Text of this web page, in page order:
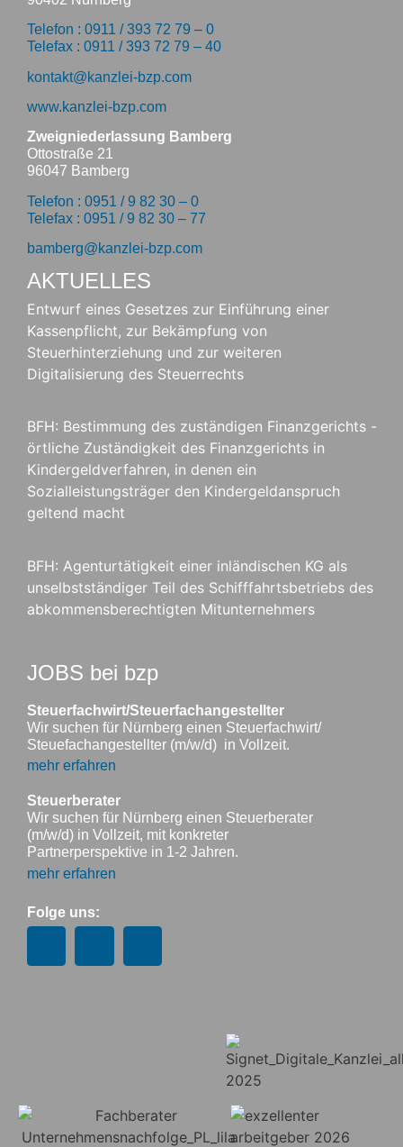
Telefon : 0911 / 393 72 79 – 0
Telefax : 0911 / 393 72 79 – 40
kontakt@kanzlei-bzp.com
www.kanzlei-bzp.com
Zweigniederlassung Bamberg
Ottostraße 21
96047 Bamberg
Telefon : 0951 / 9 82 30 – 0
Telefax : 0951 / 9 82 30 – 77
bamberg@kanzlei-bzp.com
AKTUELLES
Entwurf eines Gesetzes zur Einführung einer
Kassenpflicht, zur Bekämpfung von
Steuerhinterziehung und zur weiteren
Digitalisierung des Steuerrechts
BFH: Bestimmung des zuständigen Finanzgerichts -
örtliche Zuständigkeit des Finanzgerichts in
Kindergeldverfahren, in denen ein
Sozialleistungsträger den Kindergeldanspruch
geltend macht
BFH: Agenturtätigkeit einer inländischen KG als
unselbstständiger Teil des Schifffahrtsbetriebs des
abkommensberechtigten Mitunternehmers
JOBS bei bzp
Steuerfachwirt/Steuerfachangestellter
Wir suchen für Nürnberg einen Steuerfachwirt/
Steuefachangestellter (m/w/d) in Vollzeit.
mehr erfahren
Steuerberater
Wir suchen für Nürnberg einen Steuerberater
(m/w/d) in Vollzeit, mit konkreter
Partnerperspektive in 1-2 Jahren.
mehr erfahren
Folge uns: